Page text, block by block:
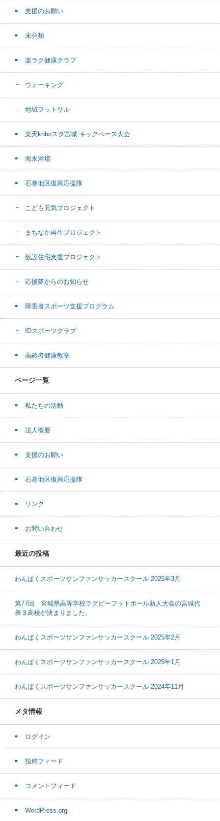
支援のお願い
未分類
楽ラク健康クラブ
ウォーキング
地域フットサル
楽天koboスタ宮城 キックベース大会
海水浴場
石巻地区復興応援隊
こども元気プロジェクト
まちなか再生プロジェクト
仮設住宅支援プロジェクト
応援隊からのお知らせ
障害者スポーツ支援プログラム
IDスポーツクラブ
高齢者健康教室
ページ一覧
私たちの活動
法人概要
支援のお願い
石巻地区復興応援隊
リンク
お問い合わせ
最近の投稿
わんぱくスポーツサンファンサッカースクール 2025年3月
第77回 宮城県高等学校ラグビーフットボール新人大会の宮城代
表３高校が決まりました。
わんぱくスポーツサンファンサッカースクール 2025年2月
わんぱくスポーツサンファンサッカースクール 2025年1月
わんぱくスポーツサンファンサッカースクール 2024年11月
メタ情報
ログイン
投稿フィード
コメントフィード
WordPress.org